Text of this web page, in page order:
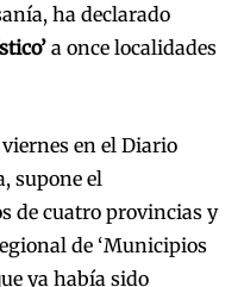
ha declarado
a once localidades
en el Diario
supone el
de cuatro provincias y
de ‘Municipios
ya había sido